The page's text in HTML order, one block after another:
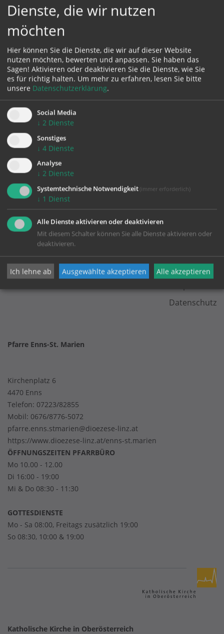
Karte:
Zustimmung erforderlich!
Bitte akzeptieren Sie
Cookies von Google Maps
Datenschutz
Pfarre Enns-St. Marien
Kirchenplatz 6
4470 Enns
Telefon: 07223/82855
Mobil: 0676/8776-5072
pfarre.enns.stmarien@dioezese-linz.at
https://www.dioezese-linz.at/enns-st.marien
ÖFFNUNGSZEITEN PFARRBÜRO
Mo 10.00 - 12.00
Di 16:00 - 19:00
Mi & Do 08:30 - 11:30
GOTTESDIENSTE
Mo - Sa 08:00, Freitags zusätzlich 19:00
So 08:30, 10:00 & 19:00
Katholische Kirche in Oberösterreich
Dienste, die wir nutzen
möchten
Hier können Sie die Dienste, die wir auf dieser Website
nutzen möchten, bewerten und anpassen. Sie haben das
Sagen! Aktivieren oder deaktivieren Sie die Dienste, wie Sie
es für richtig halten. Um mehr zu erfahren, lesen Sie bitte
unsere Datenschutzerklärung.
Social Media
↓ 2 Dienste
Sonstiges
↓ 4 Dienste
Analyse
↓ 2 Dienste
Systemtechnische Notwendigkeit (immer erforderlich)
↓ 1 Dienst
Alle Dienste aktivieren oder deaktivieren
Mit diesem Schalter können Sie alle Dienste aktivieren oder
deaktivieren.
Ich lehne ab Ausgewählte akzeptieren Alle akzeptieren